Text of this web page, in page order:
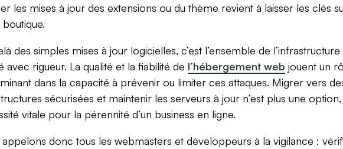
les mises à jour des extensions ou du thème revient à laisser les clés
boutique.
des simples mises à jour logicielles, c’est l’ensemble de
avec rigueur. La qualité et la fiabilité de l’hébergement web jouent un
dans la capacité à prévenir ou limiter ces attaques. Migrer vers
sécurisées et maintenir les serveurs à jour n’est plus une
vitale pour la pérennité d’un business en ligne.
appelons donc tous les webmasters et développeurs à la vigilance :